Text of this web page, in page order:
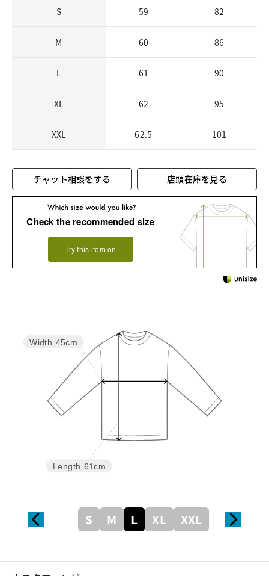
S 59 82
M 60 86
L 61 90
XL 62 95
XXL 62.5 101
チャット相談をする 店頭在庫を見る
Check the recommended size
Try this item on
Length 61cm
Width 45cm
S M L XL XXL